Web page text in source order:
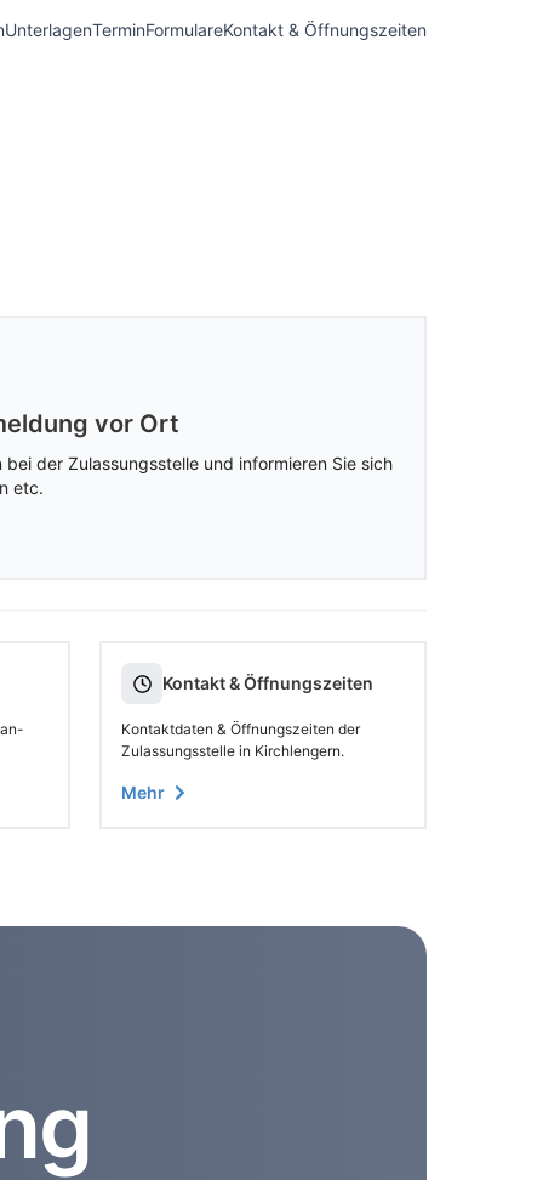
UnterlagenTerminFormulareKontakt & Öffnungszeiten
vor Ort
bei der Zulassungsstelle und informieren Sie sich
etc.
Kontakt & Öffnungszeiten
Kontaktdaten & Öffnungszeiten der
Zulassungsstelle in Kirchlengern.
Mehr